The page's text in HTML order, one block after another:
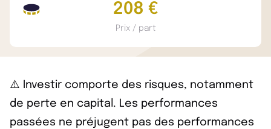
208 €
Prix / part
⚠️ Investir comporte des risques, notamment
de perte en capital. Les performances
passées ne préjugent pas des performances